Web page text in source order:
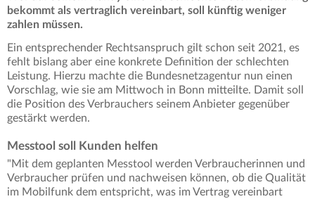
bekommt als vertraglich vereinbart, soll künftig weniger
zahlen müssen.
Ein entsprechender Rechtsanspruch gilt schon seit 2021, es
fehlt bislang aber eine konkrete Definition der schlechten
Leistung. Hierzu machte die Bundesnetzagentur nun einen
Vorschlag, wie sie am Mittwoch in Bonn mitteilte. Damit soll
die Position des Verbrauchers seinem Anbieter gegenüber
gestärkt werden.
Messtool soll Kunden helfen
"Mit dem geplanten Messtool werden Verbraucherinnen und
Verbraucher prüfen und nachweisen können, ob die Qualität
im Mobilfunk dem entspricht, was im Vertrag vereinbart